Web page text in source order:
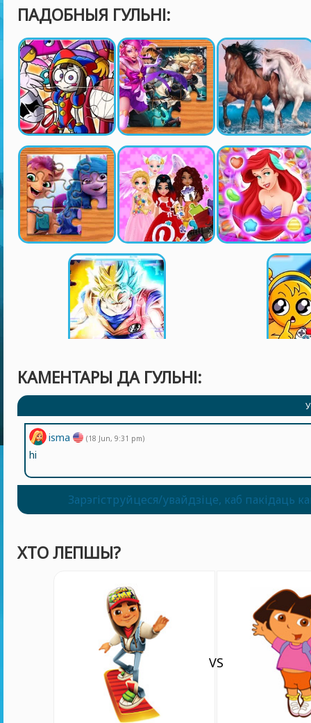
ПАДОБНЫЯ ГУЛЬНІ:
КАМЕНТАРЫ ДА ГУЛЬНІ:
isma (18 Jun, 9:31 pm)
hi
Зарэгіструйцеся/увайдзіце, каб пакідаць
ХТО ЛЕПШЫ?
VS